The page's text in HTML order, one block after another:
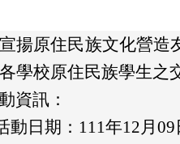
揚原住民族文化營造
學校原住民族學生之
資訊：
動日期：111年12月09